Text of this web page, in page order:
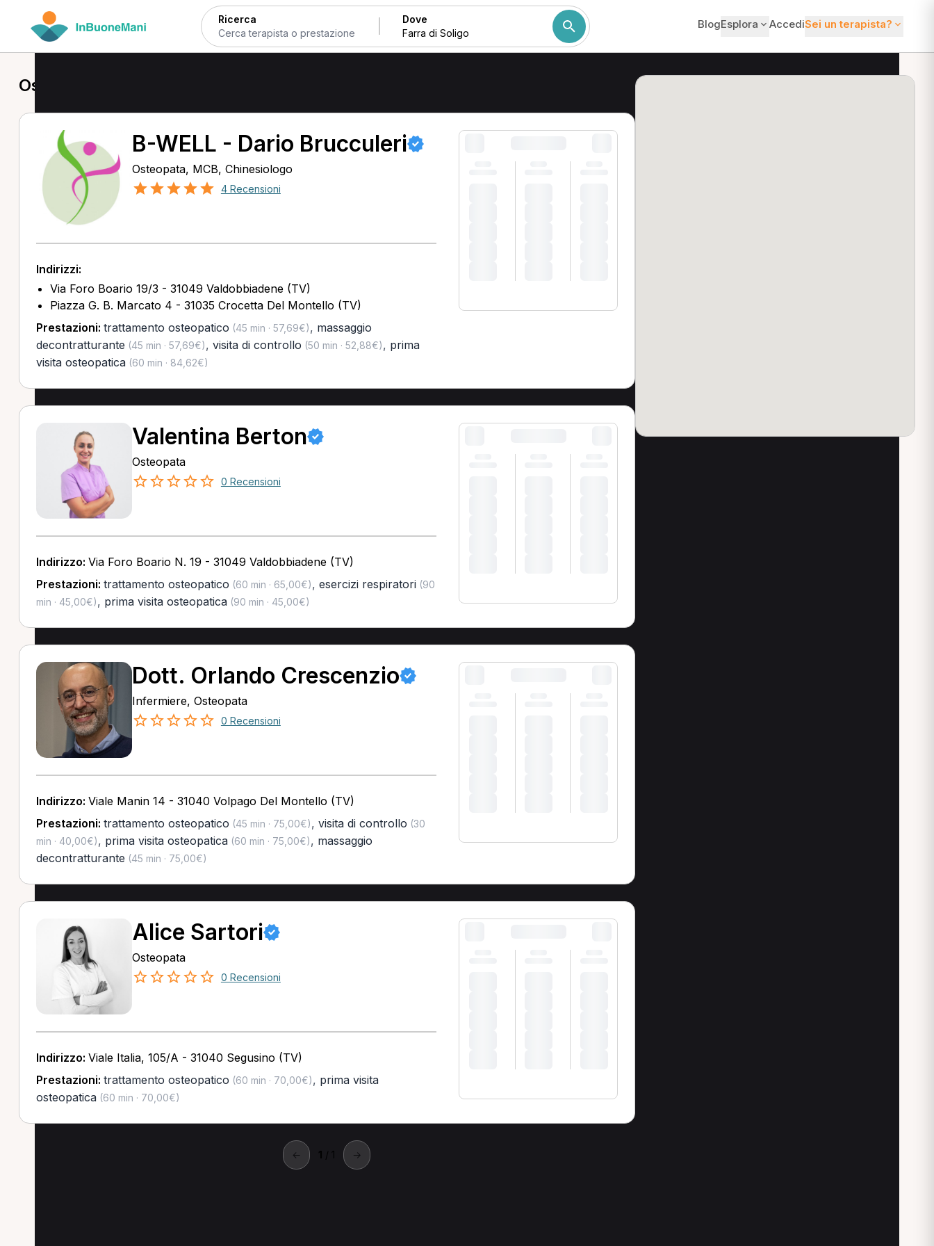
Ricerca Dove BlogEsplora AccediSei un terapista?
Osteopata a Farra di Soligo
B-WELL - Dario Brucculeri
Osteopata, MCB, Chinesiologo
4 Recensioni
Indirizzi:
Via Foro Boario 19/3 - 31049 Valdobbiadene (TV)
Piazza G. B. Marcato 4 - 31035 Crocetta Del Montello (TV)
Prestazioni: trattamento osteopatico (45 min · 57,69€), massaggio
decontratturante (45 min · 57,69€), visita di controllo (50 min · 52,88€), prima
visita osteopatica(60 min · 84,62€)
Valentina Berton
Osteopata
0 Recensioni
Indirizzo: Via Foro Boario N. 19 - 31049 Valdobbiadene (TV)
Prestazioni: trattamento osteopatico (60 min · 65,00€), esercizi respiratori(90
min · 45,00€), prima visita osteopatica(90 min · 45,00€)
Dott. Orlando Crescenzio
Infermiere, Osteopata
0 Recensioni
Indirizzo: Viale Manin 14 - 31040 Volpago Del Montello (TV)
Prestazioni: trattamento osteopatico (45 min · 75,00€), visita di controllo (30
min · 40,00€), prima visita osteopatica(60 min · 75,00€), massaggio
decontratturante (45 min · 75,00€)
Alice Sartori
Osteopata
0 Recensioni
Indirizzo: Viale Italia, 105/A - 31040 Segusino (TV)
Prestazioni: trattamento osteopatico (60 min · 70,00€), prima visita
osteopatica(60 min · 70,00€)
← 1 / 1 →